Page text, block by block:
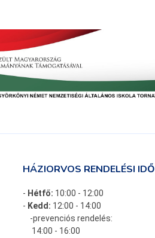
HÁZIORVOS RENDELÉSI IDŐ
- Hétfő: 10:00 - 12:00
- Kedd: 12:00 - 14:00
-prevenciós rendelés:
14:00 - 16:00